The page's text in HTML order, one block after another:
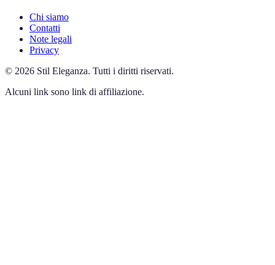
Chi siamo
Contatti
Note legali
Privacy
© 2026 Stil Eleganza. Tutti i diritti riservati.
Alcuni link sono link di affiliazione.